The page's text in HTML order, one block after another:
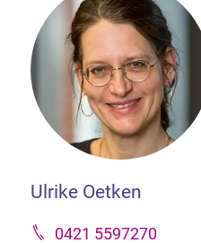
Ulrike Oetken
0421 5597270